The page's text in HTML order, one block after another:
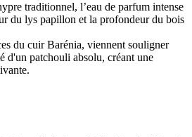
traditionnel, l’eau de parfum intense
du lys papillon et la profondeur du bois
du cuir Barénia, viennent souligner
d'un patchouli absolu, créant une